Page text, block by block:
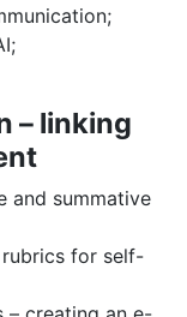
– linking
and summative
for self-